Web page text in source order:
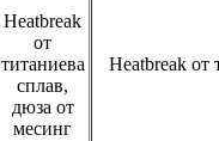
Heatbreak
от
титаниева
сплав,
дюза от
месинг
Heatbreak от